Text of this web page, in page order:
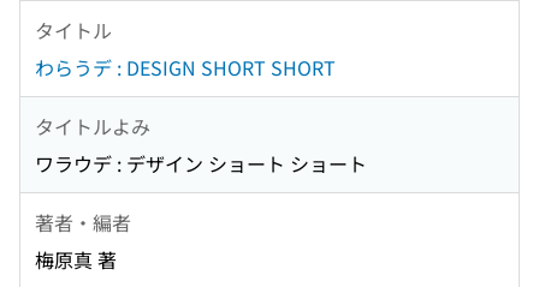
タイトル
わらうデ : DESIGN SHORT SHORT
タイトルよみ
ワラウデ : デザイン ショート ショート
著者・編者
梅原真 著